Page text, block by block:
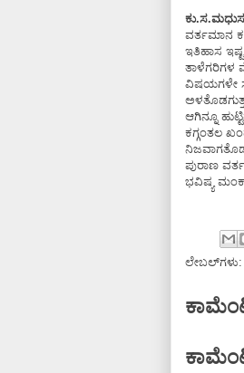
ವರ್ತಮಾನ
ಇತಿಹಾಸ
ತಾಳೆಗರಿಗಳ
ವಿಷಯಗಳೇ
ಆಗಿನ್ನೂ
ಕಗ್ಗಂತಲ
ಪುರಾಣ
ಭವಿಷ್ಯ
ಲೇಬಲ್‌ಗಳು: